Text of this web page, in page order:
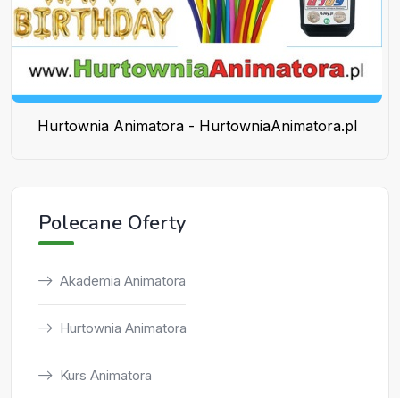
Hurtownia Animatora - HurtowniaAnimatora.pl
Polecane Oferty
Akademia Animatora
Hurtownia Animatora
Kurs Animatora